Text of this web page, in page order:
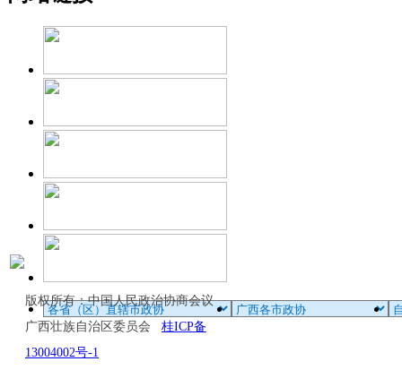
版权所有：中国人民政治协商会议
广西壮族自治区委员会 桂ICP备
13004002号-1